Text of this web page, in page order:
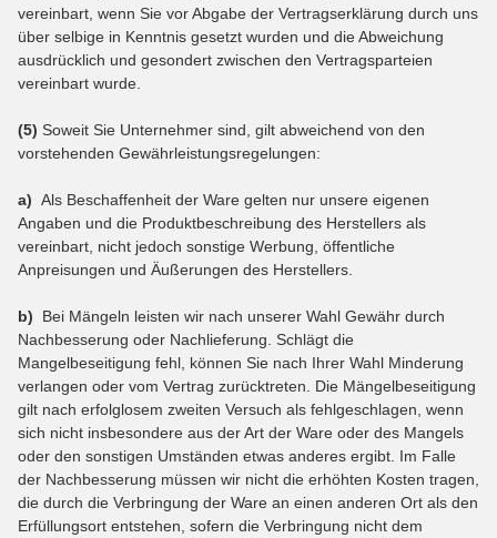
vereinbart, wenn Sie vor Abgabe der Vertragserklärung durch uns
über selbige in Kenntnis gesetzt wurden und die Abweichung
ausdrücklich und gesondert zwischen den Vertragsparteien
vereinbart wurde.
(5) Soweit Sie Unternehmer sind, gilt abweichend von den
vorstehenden Gewährleistungsregelungen:
a) Als Beschaffenheit der Ware gelten nur unsere eigenen
Angaben und die Produktbeschreibung des Herstellers als
vereinbart, nicht jedoch sonstige Werbung, öffentliche
Anpreisungen und Äußerungen des Herstellers.
b) Bei Mängeln leisten wir nach unserer Wahl Gewähr durch
Nachbesserung oder Nachlieferung. Schlägt die
Mangelbeseitigung fehl, können Sie nach Ihrer Wahl Minderung
verlangen oder vom Vertrag zurücktreten. Die Mängelbeseitigung
gilt nach erfolglosem zweiten Versuch als fehlgeschlagen, wenn
sich nicht insbesondere aus der Art der Ware oder des Mangels
oder den sonstigen Umständen etwas anderes ergibt. Im Falle
der Nachbesserung müssen wir nicht die erhöhten Kosten tragen,
die durch die Verbringung der Ware an einen anderen Ort als den
Erfüllungsort entstehen, sofern die Verbringung nicht dem